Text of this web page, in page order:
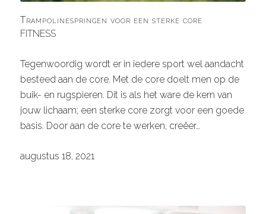
Trampolinespringen voor een sterke core
FITNESS
Tegenwoordig wordt er in iedere sport wel aandacht
besteed aan de core. Met de core doelt men op de
buik- en rugspieren. Dit is als het ware de kern van
jouw lichaam; een sterke core zorgt voor een goede
basis. Door aan de core te werken, creëer…
augustus 18, 2021